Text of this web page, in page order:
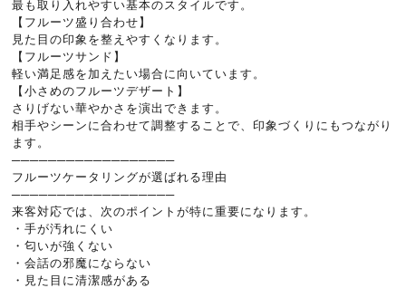
最も取り入れやすい基本のスタイルです。
【フルーツ盛り合わせ】
見た目の印象を整えやすくなります。
【フルーツサンド】
軽い満足感を加えたい場合に向いています。
【小さめのフルーツデザート】
さりげない華やかさを演出できます。
相手やシーンに合わせて調整することで、印象づくりにもつながり
ます。
──────────────────
フルーツケータリングが選ばれる理由
──────────────────
来客対応では、次のポイントが特に重要になります。
・手が汚れにくい
・匂いが強くない
・会話の邪魔にならない
・見た目に清潔感がある